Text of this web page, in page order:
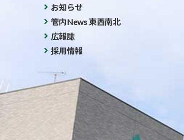
お知らせ
管内News 東西南北
広報誌
採用情報